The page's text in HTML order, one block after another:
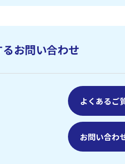
お問い合わせ
よくあるご
お問い合わ